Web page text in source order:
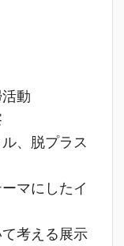
動
、脱プラス
マにしたイ
考える展示